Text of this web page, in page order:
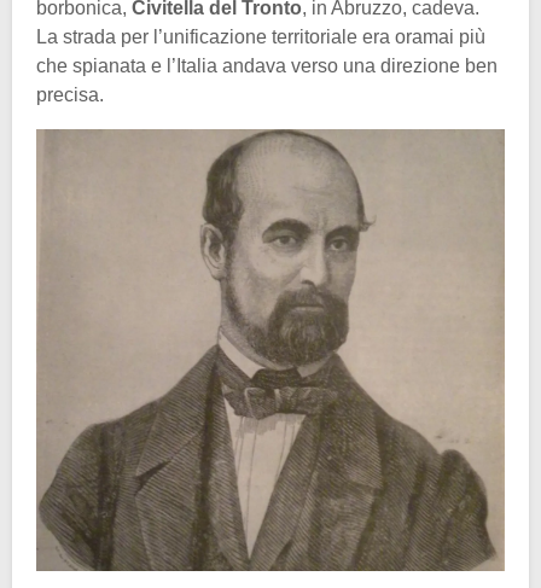
borbonica, Civitella del Tronto, in Abruzzo, cadeva.
La strada per l’unificazione territoriale era oramai più
che spianata e l’Italia andava verso una direzione ben
precisa.